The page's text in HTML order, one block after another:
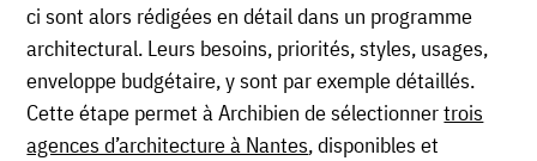
ci sont alors rédigées en détail dans un programme
architectural. Leurs besoins, priorités, styles, usages,
enveloppe budgétaire, y sont par exemple détaillés.
Cette étape permet à Archibien de sélectionnertrois
agences d’architecture à Nantes, disponibles et